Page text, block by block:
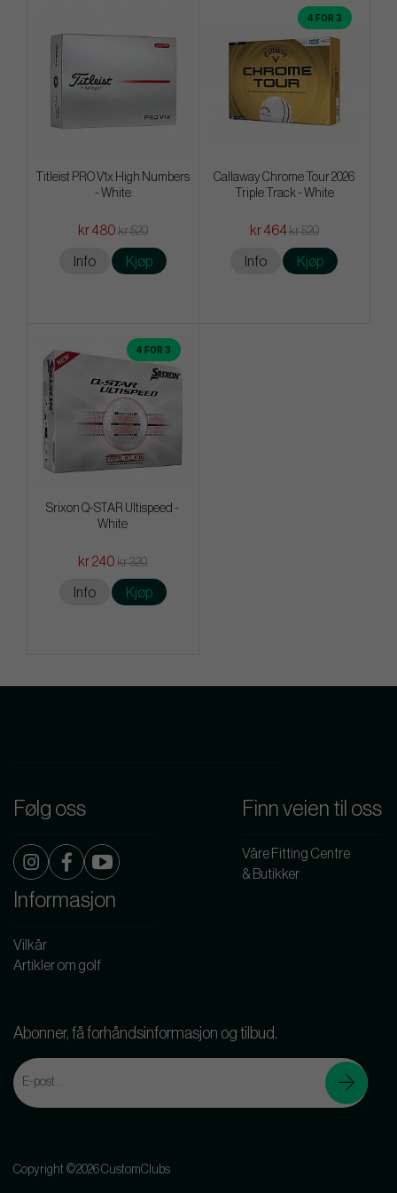
Titleist PRO V1x High Numbers
- White
kr 480 kr 520
Info Kjøp
4 FOR 3
Callaway Chrome Tour 2026
Triple Track - White
kr 464kr 520
Info Kjøp
4 FOR 3
Srixon Q-STAR Ultispeed -
White
kr 240 kr 320
Info Kjøp
Følg oss Finn veien til oss
Våre Fitting Centre
& Butikker
Informasjon
Vilkår
Artikler om golf
Abonner, få forhåndsinformasjon og tilbud.
Copyright ©2026 CustomClubs